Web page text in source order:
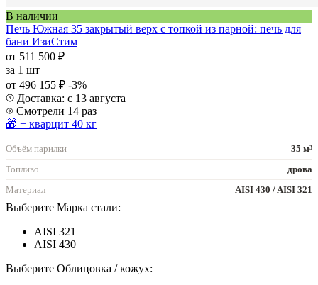
В наличии
Печь Южная 35 закрытый верх с топкой из парной: печь для
бани ИзиСтим
от 511 500 ₽
за 1 шт
от 496 155 ₽ -3%
Доставка: с 13 августа
Смотрели 14 раз
🎁 + кварцит 40 кг
Объём парилки
35 м³
Топливо
дрова
Материал
AISI 430 / AISI 321
Выберите Марка стали:
AISI 321
AISI 430
Выберите Облицовка / кожух: